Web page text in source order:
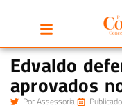
Edvaldo
aprovados
PorAssessoria